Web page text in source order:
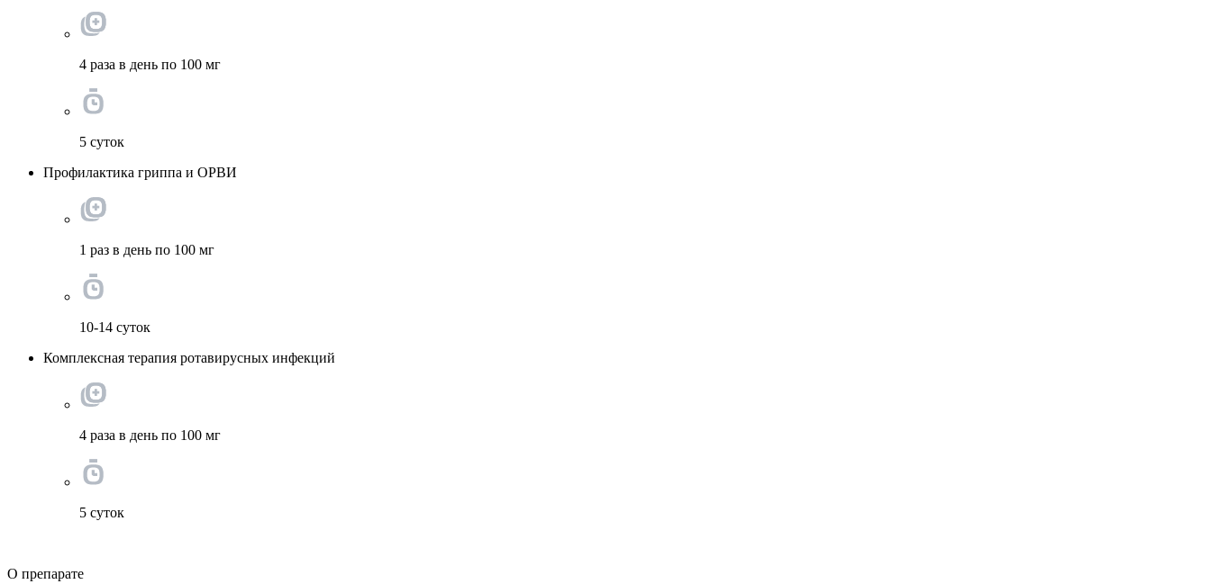
4 раза в день по 100 мг
5 суток
Профилактика гриппа и ОРВИ
1 раз в день по 100 мг
10-14 суток
Комплексная терапия ротавирусных инфекций
4 раза в день по 100 мг
5 суток
О препарате